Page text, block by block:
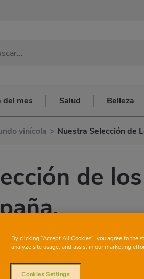
del mes Salud Belleza
vinícola > Nuestra Selección de
de
de Consum listamos
de acuerdo con
By clicking “Accept All Cookies”, you agree to the
analyze site usage, and assist in our marketing
Cookies Settings